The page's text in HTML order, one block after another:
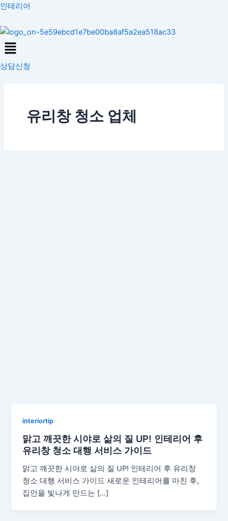
콘
츠
로
건
너
인테리어
Menu
상담신청
유리창 청소 업체
interiortip
맑고 깨끗한 시야로 삶의 질 UP! 인테리어 후
유리창 청소 대행 서비스 가이드
맑고 깨끗한 시야로 삶의 질 UP! 인테리어 후 유리창
청소 대행 서비스 가이드 새로운 인테리어를 마친 후,
집안을 빛나게 만드는 […]